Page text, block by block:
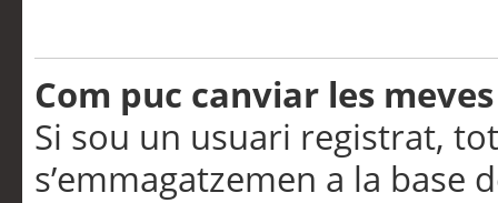
Com puc canviar les
Si sou un usuari registrat,
s’emmagatzemen a la